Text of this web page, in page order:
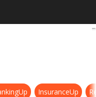
una realtà che più
InsuranceUp